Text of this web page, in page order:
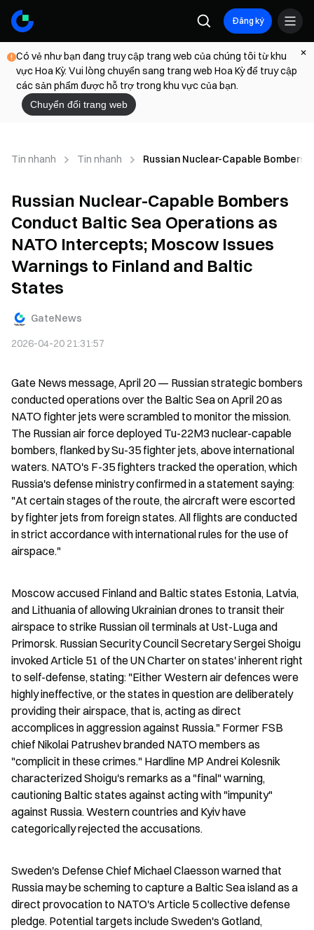
Đăng ký
Có vẻ như bạn đang truy cập trang web của chúng tôi từ khu
vực Hoa Kỳ. Vui lòng chuyển sang trang web Hoa Kỳ để truy cập
các sản phẩm được hỗ trợ trong khu vực của bạn.
Chuyển đổi trang web
Tin nhanh Tin nhanh Russian Nuclear-Capable Bombers
Russian Nuclear-Capable Bombers
Conduct Baltic Sea Operations as
NATO Intercepts; Moscow Issues
Warnings to Finland and Baltic
States
GateNews
2026-04-20 21:31:57
Gate News message, April 20 — Russian strategic bombers
conducted operations over the Baltic Sea on April 20 as
NATO fighter jets were scrambled to monitor the mission.
The Russian air force deployed Tu-22M3 nuclear-capable
bombers, flanked by Su-35 fighter jets, above international
waters. NATO's F-35 fighters tracked the operation, which
Russia's defense ministry confirmed in a statement saying:
"At certain stages of the route, the aircraft were escorted
by fighter jets from foreign states. All flights are conducted
in strict accordance with international rules for the use of
airspace."
Moscow accused Finland and Baltic states Estonia, Latvia,
and Lithuania of allowing Ukrainian drones to transit their
airspace to strike Russian oil terminals at Ust-Luga and
Primorsk. Russian Security Council Secretary Sergei Shoigu
invoked Article 51 of the UN Charter on states' inherent right
to self-defense, stating: "Either Western air defences were
highly ineffective, or the states in question are deliberately
providing their airspace, that is, acting as direct
accomplices in aggression against Russia." Former FSB
chief Nikolai Patrushev branded NATO members as
"complicit in these crimes." Hardline MP Andrei Kolesnik
characterized Shoigu's remarks as a "final" warning,
cautioning Baltic states against acting with "impunity"
against Russia. Western countries and Kyiv have
categorically rejected the accusations.
Sweden's Defense Chief Michael Claesson warned that
Russia may be scheming to capture a Baltic Sea island as a
direct provocation to NATO's Article 5 collective defense
pledge. Potential targets include Sweden's Gotland,